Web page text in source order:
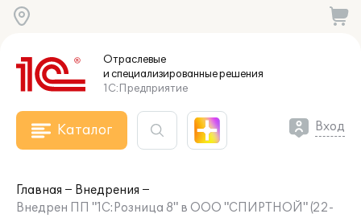
Отраслевые
и специализированныерешения
1С:Предприятие
Каталог Вход
Главная
Внедрения
Внедрен ПП "1С:Розница 8" в ООО "СПИРТНОЙ" (22-